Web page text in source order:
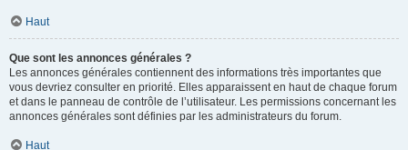
Haut
Que sont les annonces générales ?
Les annonces générales contiennent des informations très importantes que
vous devriez consulter en priorité. Elles apparaissent en haut de chaque forum
et dans le panneau de contrôle de l’utilisateur. Les permissions concernant les
annonces générales sont définies par les administrateurs du forum.
Haut